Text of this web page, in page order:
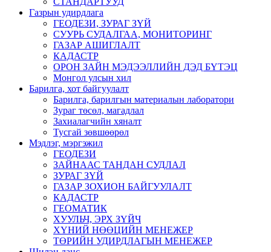
Газрын удирдлага
ГЕОДЕЗИ, ЗУРАГ ЗҮЙ
СУУРЬ СУДАЛГАА, МОНИТОРИНГ
ГАЗАР АШИГЛАЛТ
КАДАСТР
ОРОН ЗАЙН МЭДЭЭЛЛИЙН ДЭД БҮТЭЦ
Монгол улсын хил
Барилга, хот байгуулалт
Барилга, барилгын материалын лаборатори
Зураг төсөл, магадлал
Захиалагчийн хяналт
Тусгай зөвшөөрөл
Мэдлэг, мэргэжил
ГЕОДЕЗИ
ЗАЙНААС ТАНДАН СУДЛАЛ
ЗУРАГ ЗҮЙ
ГАЗАР ЗОХИОН БАЙГУУЛАЛТ
КАДАСТР
ГЕОМАТИК
ХУУЛЬЧ, ЭРХ ЗҮЙЧ
ХҮНИЙ НӨӨЦИЙН МЕНЕЖЕР
ТӨРИЙН УДИРДЛАГЫН МЕНЕЖЕР